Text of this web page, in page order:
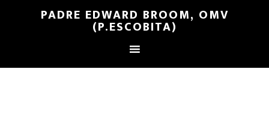
PADRE EDWARD BROOM, OMV
(P.ESCOBITA)